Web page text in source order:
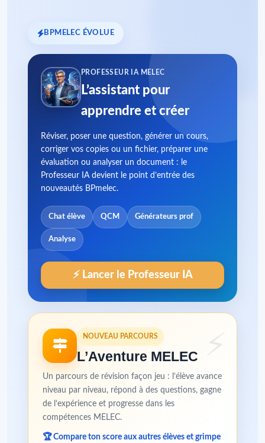
BPMELEC ÉVOLUE
PROFESSEUR IA MELEC
L’assistant pour
apprendre et créer
Réviser, poser une question, générer un cours,
corriger vos copies ou un fichier, préparer une
évaluation ou analyser un document : le
Professeur IA devient le point d’entrée des
nouveautés BPmelec.
Chat élève QCM Générateurs prof
Analyse
⚡ Lancer le Professeur IA
NOUVEAU PARCOURS
L’Aventure MELEC
Un parcours de révision façon jeu : l’élève avance
niveau par niveau, répond à des questions, gagne
de l’expérience et progresse dans les
compétences MELEC.
🏆 Compare ton score aux autres élèves et grimpe